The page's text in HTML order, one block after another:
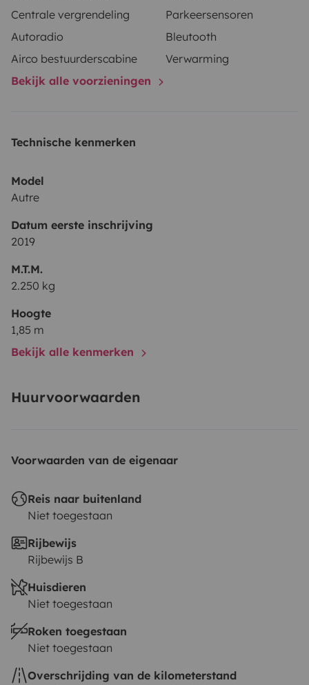
Centrale vergrendeling
Parkeersensoren
Autoradio
Bleutooth
Airco bestuurderscabine
Verwarming
Bekijk alle voorzieningen
Technische kenmerken
Model
Autre
Datum eerste inschrijving
2019
M.T.M.
2.250 kg
Hoogte
1,85 m
Bekijk alle kenmerken
Huurvoorwaarden
Voorwaarden van de eigenaar
Reis naar buitenland
Niet toegestaan
Rijbewijs
Rijbewijs B
Huisdieren
Niet toegestaan
Roken toegestaan
Niet toegestaan
Overschrijding van de kilometerstand